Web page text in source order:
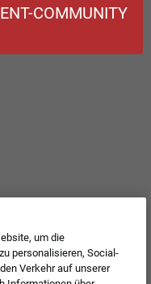
COMMUNITY
um die
personalisieren, Social-
Verkehr auf unserer